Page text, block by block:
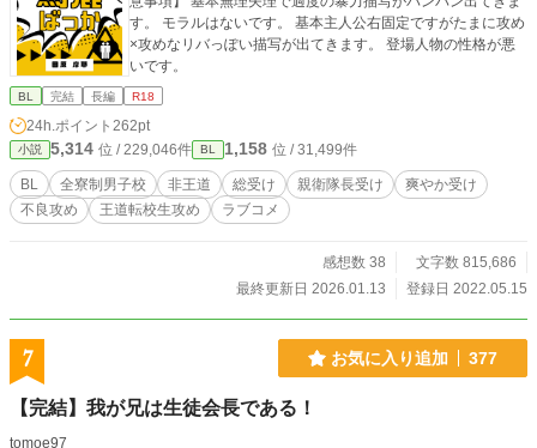
す。 モラルはないです。 基本主人公右固定ですがたまに攻め
×攻めなリバっぽい描写が出てきます。 登場人物の性格が悪
いです。
BL 完結 長編 R18
24h.ポイント 262pt
小説 5,314 位 / 229,046件 BL 1,158 位 / 31,499件
BL 全寮制男子校 非王道 総受け 親衛隊長受け
爽やか受け
不良攻め
王道転校生攻め ラブコメ
感想数 38
文字数 815,686
最終更新日 2026.01.13
登録日 2022.05.15
7 お気に入り追加 377
【完結】我が兄は生徒会長である！
tomoe97